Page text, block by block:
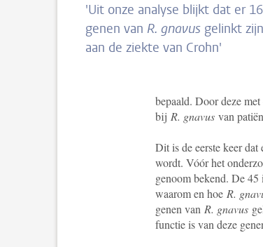
'Uit onze analyse blijkt dat er
genen van R. gnavus gelinkt zijn
aan de ziekte van Crohn'
bepaald. Door deze
bij R. gnavus van
Dit is de eerste keer dat
wordt. Vóór het
genoom bekend. De
waarom en hoe R.
genen van R. gnavus
functie is van deze